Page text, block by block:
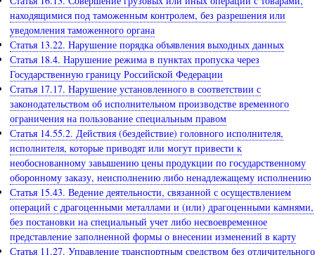
находящимися под таможенным контролем, без разрешения или
уведомления таможенного органа
Статья 13.22. Нарушение порядка объявления выходных данных
Статья 18.4. Нарушение режима в пунктах пропуска через
Государственную границу Российской Федерации
Статья 17.17. Нарушение установленного в соответствии с
законодательством об исполнительном производстве временного
ограничения на пользование специальным правом
Статья 14.55.2. Действия (бездействие) головного исполнителя,
исполнителя, которые приводят или могут привести к
необоснованному завышению цены продукции по государственному
оборонному заказу, неисполнению либо ненадлежащему исполнению
Статья 15.43. Ведение деятельности, связанной с осуществлением
операций с драгоценными металлами и (или) драгоценными камнями,
без постановки на специальный учет либо несвоевременное
представление заполненной формы о внесении изменений в карту
Статья 11.27. Управление транспортным средством без отличительного